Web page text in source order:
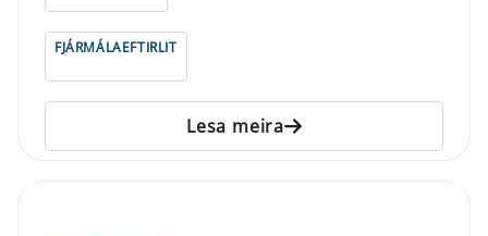
FJÁRMÁLAEFTIRLIT
Lesa meira